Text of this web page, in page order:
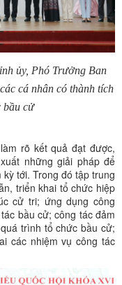
ủy, Phó Trưởng Ban
cá nhân có thành tích
bầu cử
rõ kết quả đạt được,
những giải pháp để
tới. Trong đó tập trung
triển khai tổ chức hiệp
cử tri; ứng dụng công
bầu cử; công tác đảm
trình tổ chức bầu cử;
các nhiệm vụ công tác